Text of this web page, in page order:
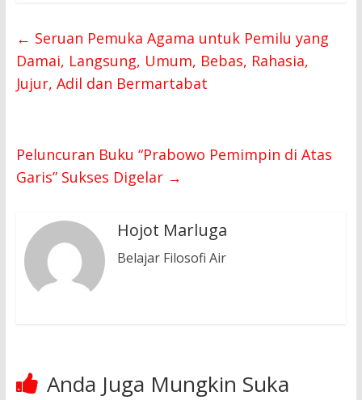
← Seruan Pemuka Agama untuk Pemilu yang
Damai, Langsung, Umum, Bebas, Rahasia,
Jujur, Adil dan Bermartabat
Peluncuran Buku “Prabowo Pemimpin di Atas
Garis” Sukses Digelar →
Hojot Marluga
Belajar Filosofi Air
Anda Juga Mungkin Suka